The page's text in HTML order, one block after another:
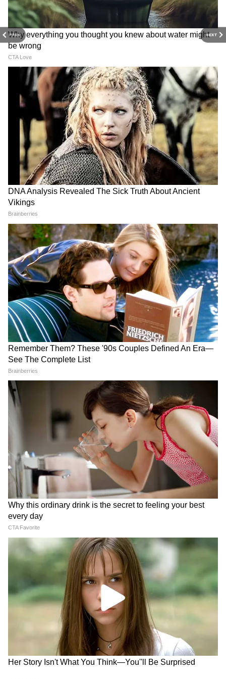
PREV NEXT
4
Image Credit : Getty
सिर ढकने को लेकर धर्म के जानकार क्या कहते हैं?
सिर ढकना अनुशासन और आदर का प्रतीक हो सकता है,
लेकिन इसे हर कंडीशन में जरूरी नहीं माना जाता। अगर
कोई इंसान साफ-सुथरे कपड़ों में, श्रद्धा-भक्ति के साथ
पूजा कर रहा है, तो बिना सिर ढके भी पूजा कर सकता है।
जैसे - 2 लोग मंदिर जाते हैं। पहला शख्स सिर पर रुमाल
बांधकर पूजा करता है। दूसरा बिना सिर ढके, लेकिन पूरी
श्रद्धा और भक्ति से पूजा करता है तो दोनों की पूजा का
महत्व उनकी भावना और श्रद्धा से तय होता है, केवल सिर
ढकने या न ढकने से नहीं।
4
4
कब सिर ढकना बेहतर माना जाता है?
परिवार की परंपरा अगर है तो सिर ढकना बेहतर माना
विशेष पूजा या हवन के दौरान कई लोग सिर ढकते हैं।
गुरुद्वारा या जहां नियम हो सिर ढकना जरूरी।
घरेलू पूजा में सिर ढकना ऑप्शनल माना जाता है।
कॉन्टेन्स सोर्सः भगवद्गीता, मनुस्मृति, स्वर्ण मंदिर की
परंपरा, विभिन्न हिंदू मंदिरों और प्रचलित सामान्य पूजा
परंपरा।
LATEST VIDEOS